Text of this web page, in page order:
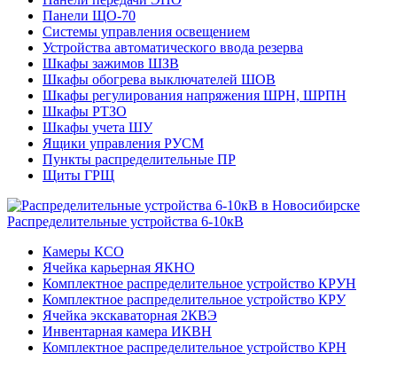
Панели ЩО-70
Системы управления освещением
Устройства автоматического ввода резерва
Шкафы зажимов ШЗВ
Шкафы обогрева выключателей ШОВ
Шкафы регулирования напряжения ШРН, ШРПН
Шкафы РТЗО
Шкафы учета ШУ
Ящики управления РУСМ
Пункты распределительные ПР
Щиты ГРЩ
Распределительные устройства 6-10кВ
Камеры КСО
Ячейка карьерная ЯКНО
Комплектное распределительное устройство КРУН
Комплектное распределительное устройство КРУ
Ячейка экскаваторная 2КВЭ
Инвентарная камера ИКВН
Комплектное распределительное устройство КРН